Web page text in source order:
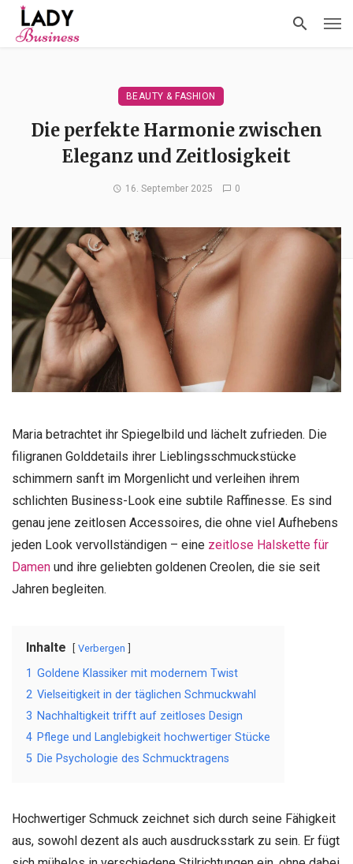
BEAUTY & FASHION
Die perfekte Harmonie zwischen
Eleganz und Zeitlosigkeit
16. September 2025 0
Maria betrachtet ihr Spiegelbild und lächelt zufrieden. Die
filigranen Golddetails ihrer Lieblingsschmuckstücke
schimmern sanft im Morgenlicht und verleihen ihrem
schlichten Business-Look eine subtile Raffinesse. Es sind
genau jene zeitlosen Accessoires, die ohne viel Aufhebens
jeden Look vervollständigen – eine zeitlose Halskette für
Damen und ihre geliebten goldenen Creolen, die sie seit
Jahren begleiten.
Inhalte Verbergen
1 Goldene Klassiker mit modernem Twist
2 Vielseitigkeit in der täglichen Schmuckwahl
3 Nachhaltigkeit trifft auf zeitloses Design
4 Pflege und Langlebigkeit hochwertiger Stücke
5 Die Psychologie des Schmucktragens
Hochwertiger Schmuck zeichnet sich durch seine Fähigkeit
aus, sowohl dezent als auch ausdrucksstark zu sein. Er fügt